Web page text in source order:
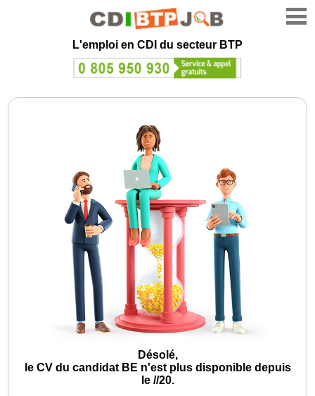
L'emploi en CDI du secteur BTP
Désolé,
le CV du candidat BE n'est plus disponible depuis
le //20.